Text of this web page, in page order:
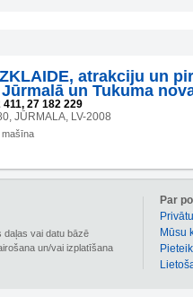
atrakciju un
un Tukuma
411, 27 182 229
JŪRMALA, LV-2008
mašīna
daļas vai datu bāzē
un/vai izplatīšana
Par
Mūsu